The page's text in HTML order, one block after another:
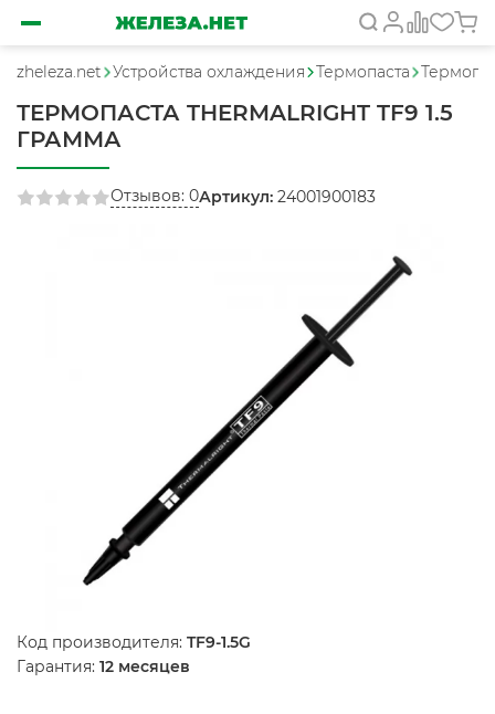
zheleza.net Устройства охлаждения Термопаста
ТЕРМОПАСТА THERMALRIGHT TF9 1.5
ГРАММА
Отзывов: 0Артикул: 24001900183
Код производителя: TF9-1.5G
Гарантия: 12 месяцев